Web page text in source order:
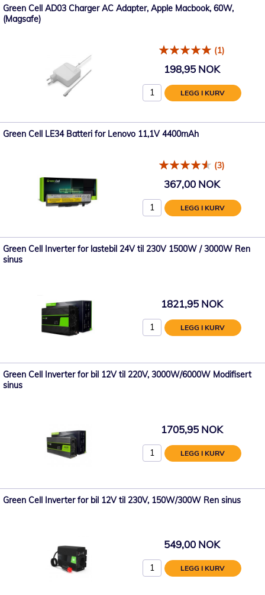
Green Cell AD03 Charger AC Adapter, Apple Macbook, 60W,
(Magsafe)
(1)
198,95 NOK
LEGG I KURV
Green Cell LE34 Batteri for Lenovo 11,1V 4400mAh
(3)
367,00 NOK
LEGG I KURV
Green Cell Inverter for lastebil 24V til 230V 1500W / 3000W Ren
sinus
1821,95 NOK
LEGG I KURV
Green Cell Inverter for bil 12V til 220V, 3000W/6000W Modifisert
sinus
1705,95 NOK
LEGG I KURV
Green Cell Inverter for bil 12V til 230V, 150W/300W Ren sinus
549,00 NOK
LEGG I KURV